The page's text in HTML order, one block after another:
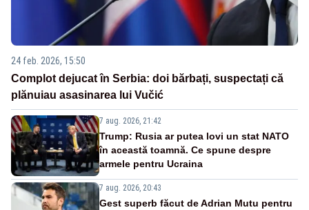
24 feb. 2026, 15:50
Complot dejucat în Serbia: doi bărbați, suspectați că
plănuiau asasinarea lui Vučić
7 aug. 2026, 21:42
Trump: Rusia ar putea lovi un stat NATO
în această toamnă. Ce spune despre
armele pentru Ucraina
7 aug. 2026, 20:43
Gest superb făcut de Adrian Mutu pentru